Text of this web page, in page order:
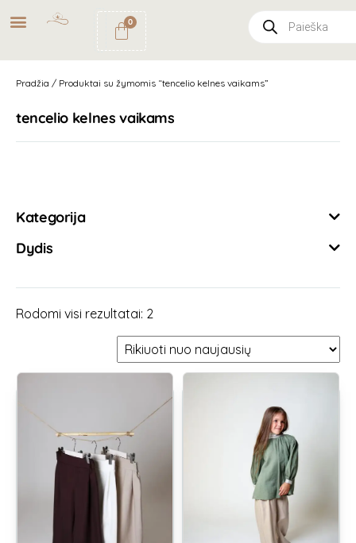
NEMOKAMAS
PRISTATYMAS
PAŠTOMATU
UŽSAKYMAMS NUO
0
Pradžia / Produktai su žymomis “tencelio kelnes vaikams”
tencelio kelnes vaikams
Kategorija
Dydis
Rodomi visi rezultatai: 2